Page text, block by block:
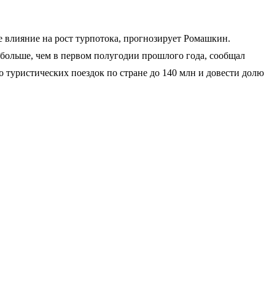
на рост турпотока, прогнозирует Ромашкин.
чем в первом полугодии прошлого года, сообщал
поездок по стране до 140 млн и довести долю